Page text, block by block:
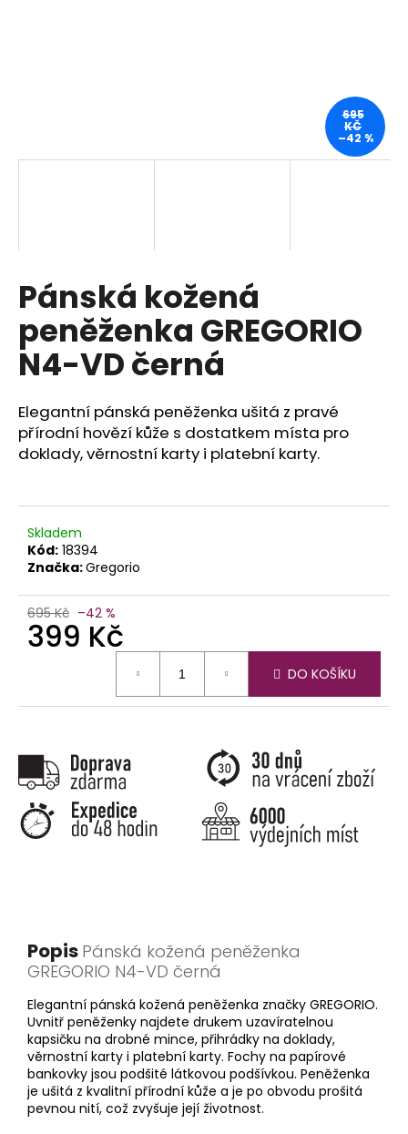
Pánská kožená
peněženka GREGORIO
N4-VD černá
Elegantní pánská peněženka ušitá z pravé
přírodní hovězí kůže s dostatkem místa pro
doklady, věrnostní karty i platební karty.
Skladem
Kód: 18394
Značka:Gregorio
695 Kč –42 %
399 Kč
DO KOŠÍKU
695
KČ
–42 %
Popis Pánská kožená peněženka
GREGORIO N4-VD černá
Elegantní pánská kožená peněženka značky GREGORIO.
Uvnitř peněženky najdete drukem uzavíratelnou
kapsičku na drobné mince, přihrádky na doklady,
věrnostní karty i platební karty. Fochy na papírové
bankovky jsou podšité látkovou podšívkou. Peněženka
je ušitá z kvalitní přírodní kůže a je po obvodu prošitá
pevnou nití, což zvyšuje její životnost.
D
o
p
o
r
č
u
j
e